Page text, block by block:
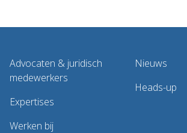
Advocaten & juridisch
medewerkers
Expertises
Werken bij
Nieuws
Heads-up